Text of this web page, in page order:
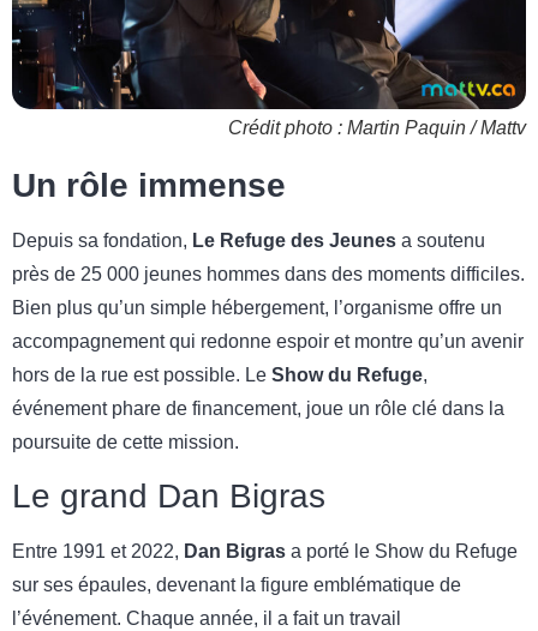
Crédit photo : Martin Paquin / Mattv
Un rôle immense
Depuis sa fondation, Le Refuge des Jeunes a soutenu
près de 25 000 jeunes hommes dans des moments difficiles.
Bien plus qu’un simple hébergement, l’organisme offre un
accompagnement qui redonne espoir et montre qu’un avenir
hors de la rue est possible. Le Show du Refuge,
événement phare de financement, joue un rôle clé dans la
poursuite de cette mission.
Le grand Dan Bigras
Entre 1991 et 2022, Dan Bigras a porté le Show du Refuge
sur ses épaules, devenant la figure emblématique de
l’événement. Chaque année, il a fait un travail